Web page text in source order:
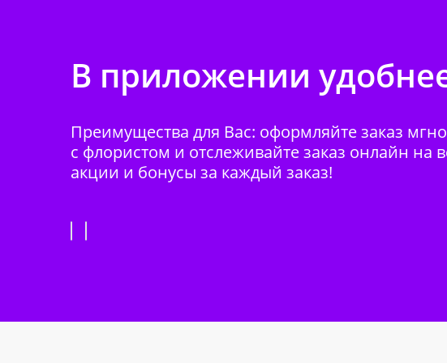
В приложении
Преимущества для Вас: оформляйте заказ
с флористом и отслеживайте заказ онлайн на
акции и бонусы за каждый заказ!